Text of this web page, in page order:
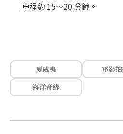
車程約 15～20 分鐘。
夏威夷
電影
海洋奇緣